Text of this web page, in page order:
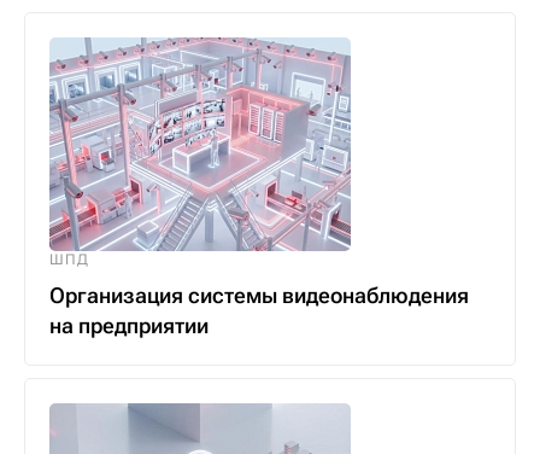
ШПД
Организация системы видеонаблюдения
на предприятии